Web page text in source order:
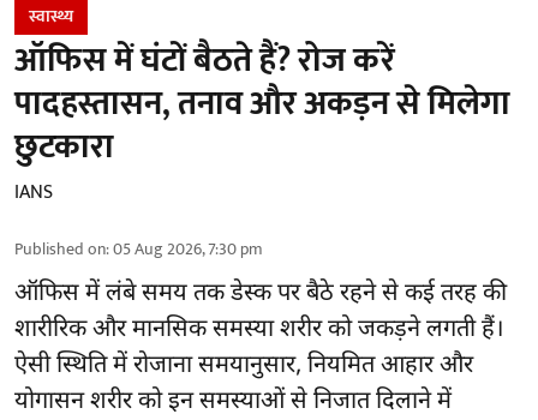
स्वास्थ्य
ऑफिस में घंटों बैठते हैं? रोज करें
पादहस्तासन, तनाव और अकड़न से मिलेगा
छुटकारा
IANS
Published on:05 Aug 2026, 7:30 pm
ऑफिस में लंबे समय तक डेस्क पर बैठे रहने से कई तरह की
शारीरिक और मानसिक समस्या शरीर को जकड़ने लगती हैं।
ऐसी स्थिति में रोजाना समयानुसार, नियमित आहार और
योगासनशरीर को इन समस्याओं से निजात दिलाने में